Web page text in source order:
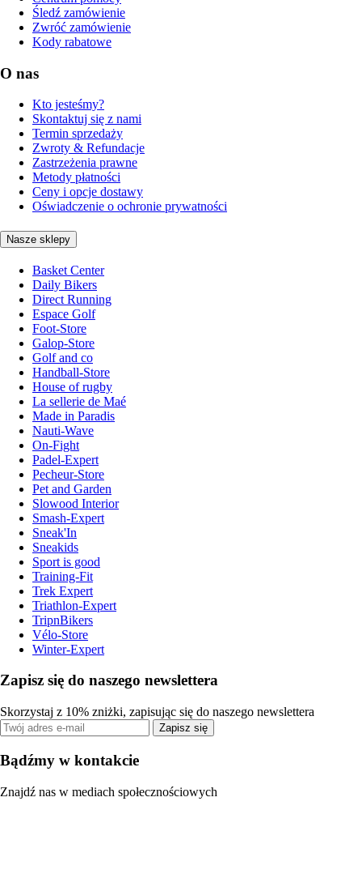
Śledź zamówienie
Zwróć zamówienie
Kody rabatowe
O nas
Kto jesteśmy?
Skontaktuj się z nami
Termin sprzedaży
Zwroty & Refundacje
Zastrzeżenia prawne
Metody płatności
Ceny i opcje dostawy
Oświadczenie o ochronie prywatności
Nasze sklepy
Basket Center
Daily Bikers
Direct Running
Espace Golf
Foot-Store
Galop-Store
Golf and co
Handball-Store
House of rugby
La sellerie de Maé
Made in Paradis
Nauti-Wave
On-Fight
Padel-Expert
Pecheur-Store
Pet and Garden
Slowood Interior
Smash-Expert
Sneak'In
Sneakids
Sport is good
Training-Fit
Trek Expert
Triathlon-Expert
TripnBikers
Vélo-Store
Winter-Expert
Zapisz się do naszego newslettera
Skorzystaj z 10% zniżki, zapisując się do naszego newslettera
Zapisz się
Bądźmy w kontakcie
Znajdź nas w mediach społecznościowych